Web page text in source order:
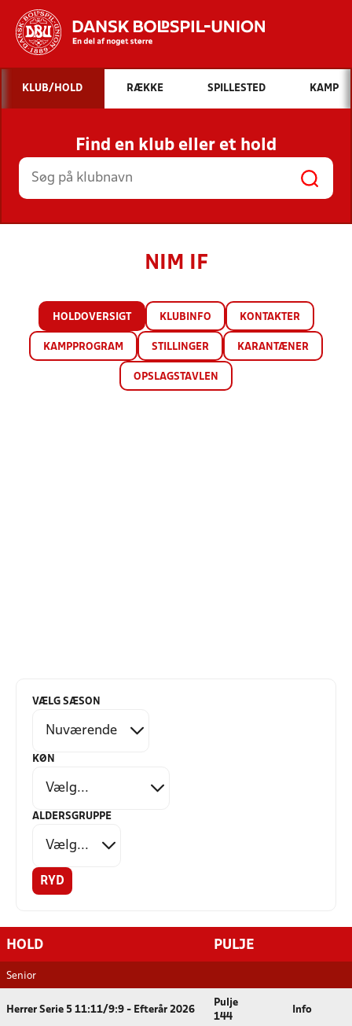
Hvad vil du søge efter?
INDHOLD OG NYHEDER
STILLINGER, RESULTATER, KLUBBER OG
HOLD
KLUB/HOLD RÆKKE SPILLESTED KAMP
Find en klub eller et hold
NIM IF
HOLDOVERSIGT KLUBINFO KONTAKTER
KAMPPROGRAM STILLINGER KARANTÆNER
OPSLAGSTAVLEN
VÆLG SÆSON
KØN
ALDERSGRUPPE
RYD
HOLD PULJE
Senior
Herrer Serie 5 11:11/9:9 - Efterår 2026
Pulje
144
Info